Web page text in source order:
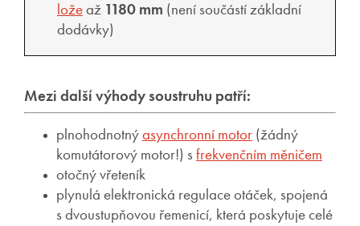
ložeaž 1180 mm (není součástí základní
dodávky)
Mezi další výhody soustruhu patří:
plnohodnotnýasynchronní motor (žádný
komutátorový motor!) s frekvenčním měničem
otočný vřeteník
plynulá elektronická regulace otáček, spojená
s dvoustupňovou řemenicí, která poskytuje celé